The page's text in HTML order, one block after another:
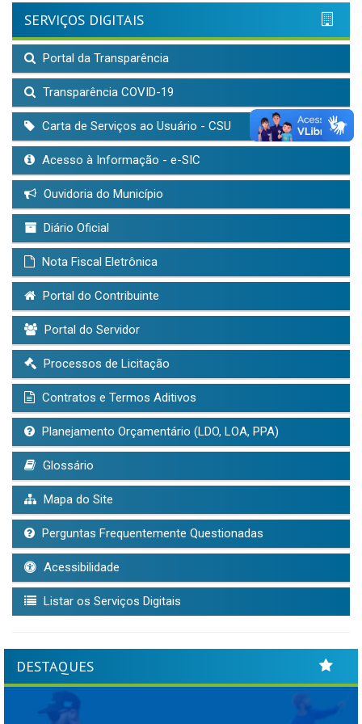
SERVIÇOS DIGITAIS
Portal da Transparência
Transparência COVID-19
Carta de Serviços ao Usuário - CSU
Acesso à Informação - e-SIC
Ouvidoria do Município
Diário Oficial
Nota Fiscal Eletrônica
Portal do Contribuinte
Portal do Servidor
Processos de Licitação
Contratos e Termos Aditivos
Planejamento Orçamentário (LDO, LOA, PPA)
Glossário
Mapa do Site
Perguntas Frequentemente Questionadas
Acessibilidade
Listar os Serviços Digitais
DESTAQUES